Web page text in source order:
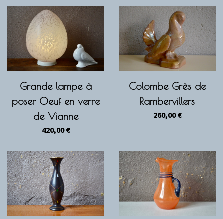
Grande lampe à
poser Oeuf en verre
de Vianne
420,00€
Colombe Grès de
Rambervillers
260,00€